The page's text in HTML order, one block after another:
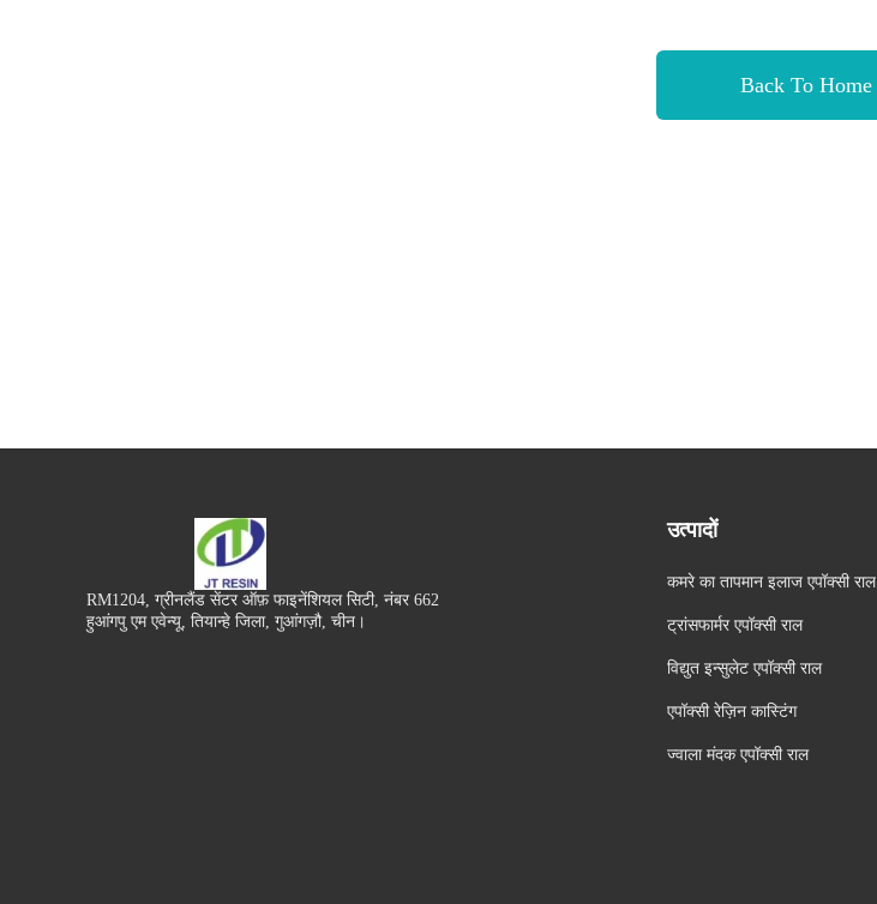
Back To Home
RM1204, ग्रीनलैंड सेंटर ऑफ़ फाइनेंशियल सिटी, नंबर 662
हुआंगपु एम एवेन्यू, तियान्हे जिला, गुआंगज़ौ, चीन।
उत्पादों
कमरे का तापमान इलाज एपॉक्सी राल
ट्रांसफार्मर एपॉक्सी राल
विद्युत इन्सुलेट एपॉक्सी राल
एपॉक्सी रेज़िन कास्टिंग
ज्वाला मंदक एपॉक्सी राल